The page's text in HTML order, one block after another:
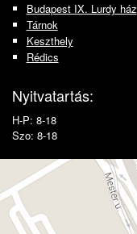
Budapest IX. Lurdy ház
Tárnok
Keszthely
Rédics
Nyitvatartás:
H-P: 8-18
Szo: 8-18